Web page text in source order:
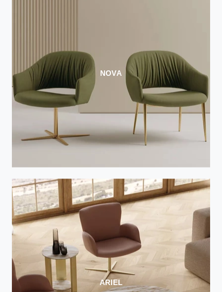
NOVA
ARIEL